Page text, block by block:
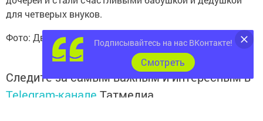
для четверых внуков.
Фото: Дворец бракосочетания
Следите за самым важным и интересным в
Telegram-канале Татмедиа
Подписывайтесь на нас ВКонтакте!
Cмотреть